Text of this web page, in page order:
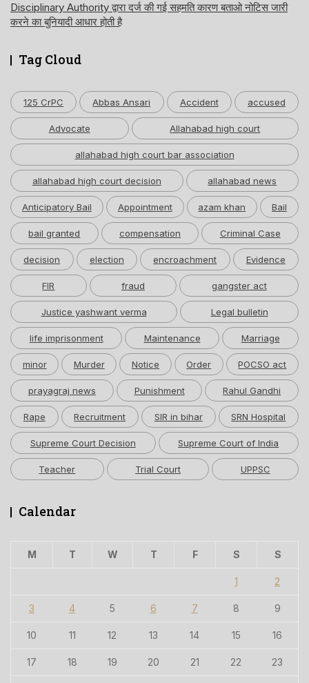
Disciplinary Authority द्वारा दर्ज की गई सहमति कारण बताओ नोटिस जारी
करने का बुनियादी आधार होती है
Tag Cloud
125 CrPC Abbas Ansari Accident accused
Advocate Allahabad high court
allahabad high court bar association
allahabad high court decision allahabad news
Anticipatory Bail Appointment azam khan Bail
bail granted compensation Criminal Case
decision election encroachment Evidence
FIR fraud gangster act
Justice yashwant verma Legal bulletin
life imprisonment Maintenance Marriage
minor Murder Notice Order POCSO act
prayagraj news Punishment Rahul Gandhi
Rape Recruitment SIR in bihar SRN Hospital
Supreme Court Decision Supreme Court of India
Teacher Trial Court UPPSC
Calendar
M T W T F S S
1 2
3 4 5 6 7 8 9
10 11 12 13 14 15 16
17 18 19 20 21 22 23